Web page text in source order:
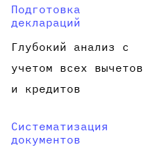
Подготовка
деклараций
Глубокий анализ с
учетом всех вычетов
и кредитов
Систематизация
документов